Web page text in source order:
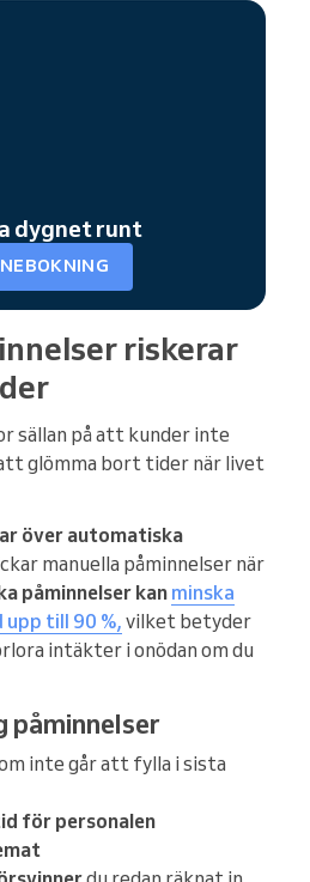
dygnet runt
riskerar
sällan på att kunder inte
glömma bort tider när livet
över automatiska
manuella påminnelser när
påminnelser kanminska
upp till 90 %, vilket betyder
intäkter i onödan om du
påminnelser
inte går att fylla i sista
för personalen